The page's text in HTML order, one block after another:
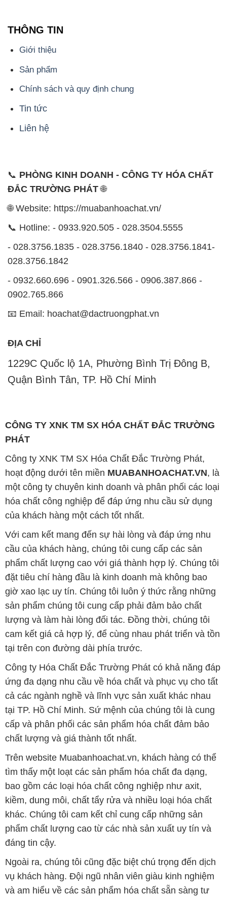
THÔNG TIN
Giới thiệu
Sản phẩm
Chính sách và quy định chung
Tin tức
Liên hệ
📞 PHÒNG KINH DOANH - CÔNG TY HÓA CHẤT
ĐẮC TRƯỜNG PHÁT🌐
🌐 Website: https://muabanhoachat.vn/
📞 Hotline: - 0933.920.505 - 028.3504.5555
- 028.3756.1835 - 028.3756.1840 - 028.3756.1841-
028.3756.1842
- 0932.660.696 - 0901.326.566 - 0906.387.866 -
0902.765.866
📧 Email: hoachat@dactruongphat.vn
ĐỊA CHỈ
1229C Quốc lộ 1A, Phường Bình Trị Đông B,
Quận Bình Tân, TP. Hồ Chí Minh
CÔNG TY XNK TM SX HÓA CHẤT ĐẮC TRƯỜNG
PHÁT
Công ty XNK TM SX Hóa Chất Đắc Trường Phát,
hoạt động dưới tên miền MUABANHOACHAT.VN, là
một công ty chuyên kinh doanh và phân phối các loại
hóa chất công nghiệp để đáp ứng nhu cầu sử dụng
của khách hàng một cách tốt nhất.
Với cam kết mang đến sự hài lòng và đáp ứng nhu
cầu của khách hàng, chúng tôi cung cấp các sản
phẩm chất lượng cao với giá thành hợp lý. Chúng tôi
đặt tiêu chí hàng đầu là kinh doanh mà không bao
giờ xao lạc uy tín. Chúng tôi luôn ý thức rằng những
sản phẩm chúng tôi cung cấp phải đảm bảo chất
lượng và làm hài lòng đối tác. Đồng thời, chúng tôi
cam kết giá cả hợp lý, để cùng nhau phát triển và tồn
tại trên con đường dài phía trước.
Công ty Hóa Chất Đắc Trường Phát có khả năng đáp
ứng đa dạng nhu cầu về hóa chất và phục vụ cho tất
cả các ngành nghề và lĩnh vực sản xuất khác nhau
tại TP. Hồ Chí Minh. Sứ mệnh của chúng tôi là cung
cấp và phân phối các sản phẩm hóa chất đảm bảo
chất lượng và giá thành tốt nhất.
Trên website Muabanhoachat.vn, khách hàng có thể
tìm thấy một loạt các sản phẩm hóa chất đa dạng,
bao gồm các loại hóa chất công nghiệp như axit,
kiềm, dung môi, chất tẩy rửa và nhiều loại hóa chất
khác. Chúng tôi cam kết chỉ cung cấp những sản
phẩm chất lượng cao từ các nhà sản xuất uy tín và
đáng tin cậy.
Ngoài ra, chúng tôi cũng đặc biệt chú trọng đến dịch
vụ khách hàng. Đội ngũ nhân viên giàu kinh nghiệm
và am hiểu về các sản phẩm hóa chất sẵn sàng tư